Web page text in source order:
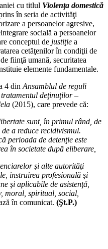
cu titlul Violenţa domestică
în seria de activităţi
a persoanelor agresive,
socială a persoanelor
conceptul de justiţie a
cetăţenilor în condiţii de
fiinţă umană, securitatea
elemente fundamentale.
4 din Ansamblul de reguli
deţinuţilor–
(2015), care prevede că:
sunt, în primul rând, de
a reduce recidivismul.
perioada de detenţie este
în societate după eliberare,
şi alte autorităţi
instruirea profesională şi
şi aplicabile de asistenţă,
moral, spiritual, social,
în comunicat. (Şt.P.)